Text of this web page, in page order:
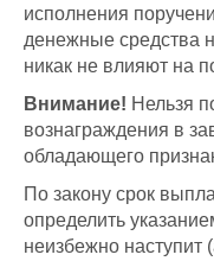
исполнения
денежные средства
никак не влияют на
Внимание! Нельзя
вознаграждения в
обладающего
По закону срок
определить
неизбежно наступит